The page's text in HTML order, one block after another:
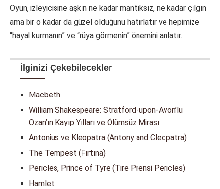
Oyun, izleyicisine aşkın ne kadar mantıksız, ne kadar çılgın
ama bir o kadar da güzel olduğunu hatırlatır ve hepimize
“hayal kurmanın” ve “rüya görmenin” önemini anlatır.
İlginizi Çekebilecekler
Macbeth
William Shakespeare: Stratford-upon-Avon’lu
Ozan’ın Kayıp Yılları ve Ölümsüz Mirası
Antonius ve Kleopatra (Antony and Cleopatra)
The Tempest (Fırtına)
Pericles, Prince of Tyre (Tire Prensi Pericles)
Hamlet